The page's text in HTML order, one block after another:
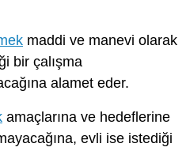
maddi ve manevi olarak
bir çalışma
alamet eder.
amaçlarına ve hedeflerine
evli ise istediği